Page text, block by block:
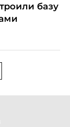
базу